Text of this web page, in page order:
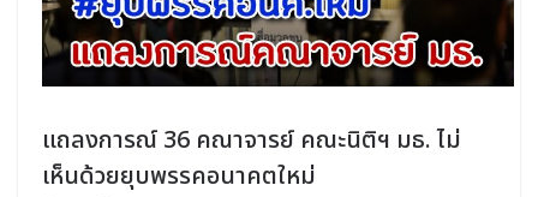
แถลงการณ์ 36 คณาจารย์ คณะนิติฯ มธ. ไม่
เห็นด้วยยุบพรรคอนาคตใหม่